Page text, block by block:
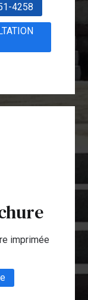
4258
imprimée